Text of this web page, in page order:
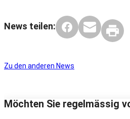
News teilen:
Zu den anderen News
Möchten Sie regelmässig